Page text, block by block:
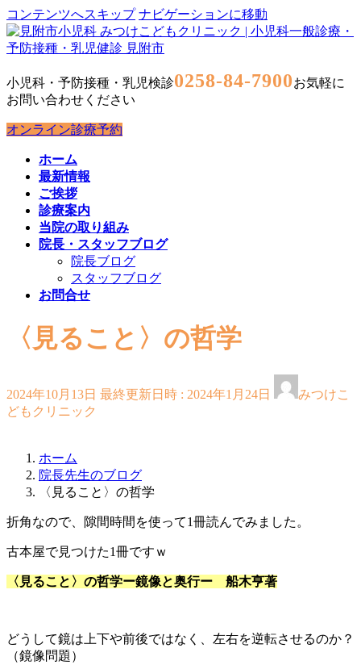
コンテンツへスキップ ナビゲーションに移動
小児科・予防接種・乳児検診0258-84-7900お気軽に
お問い合わせください
オンライン診療予約
ホーム
最新情報
ご挨拶
診療案内
当院の取り組み
院長・スタッフブログ
院長ブログ
スタッフブログ
お問合せ
〈見ること〉の哲学
2024年10月13日 最終更新日時 : 2024年1月24日
みつけこ
どもクリニック
ホーム
院長先生のブログ
〈見ること〉の哲学
折角なので、隙間時間を使って1冊読んでみました。
古本屋で見つけた1冊ですｗ
〈見ること〉の哲学ー鏡像と奥行ー 船木亨著
どうして鏡は上下や前後ではなく、左右を逆転させるのか？
（鏡像問題）